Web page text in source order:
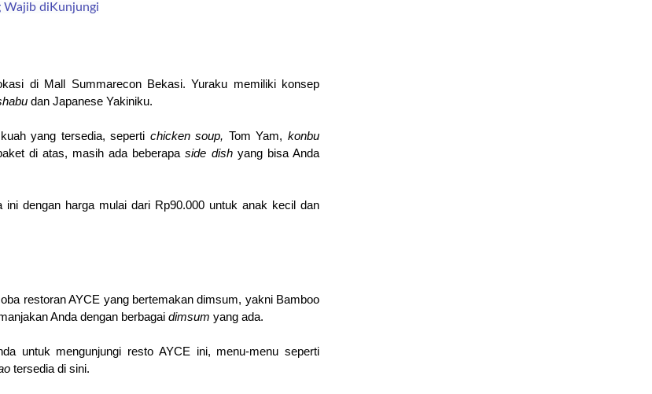
Wajib diKunjungi
di Mall Summarecon Bekasi. Yuraku memiliki konsep
dan Japanese Yakiniku.
yang tersedia, seperti chicken soup, Tom Yam, konbu
di atas, masih ada beberapa side dish yang bisa Anda
ini dengan harga mulai dari Rp90.000 untuk anak kecil dan
restoran AYCE yang bertemakan dimsum, yakni Bamboo
Anda dengan berbagai dimsum yang ada.
tersedia di sini.